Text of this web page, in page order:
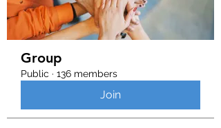
Group
Public · 136 members
Join